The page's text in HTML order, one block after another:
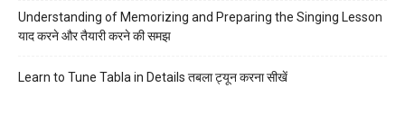
Understanding of Memorizing and Preparing the Singing Lesson
याद करने और तैयारी करने की समझ
Learn to Tune Tabla in Details तबला ट्यून करना सीखें